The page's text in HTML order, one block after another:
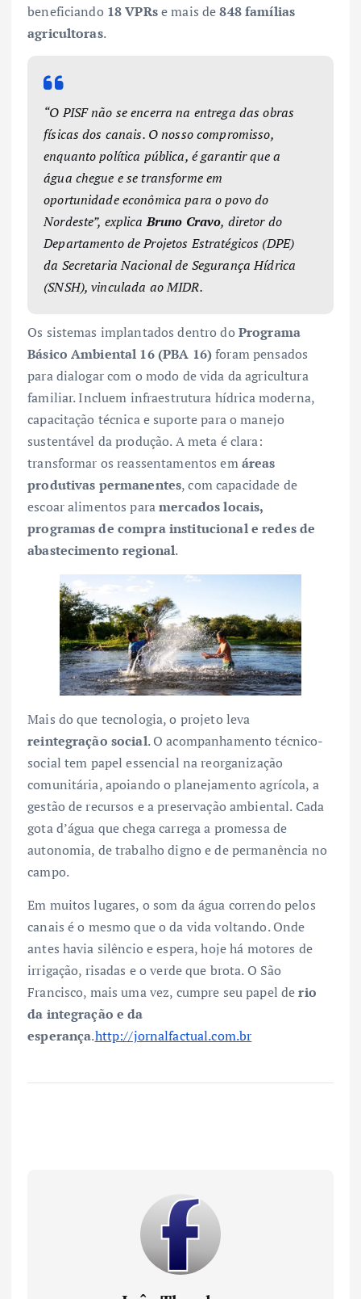
beneficiando 18 VPRse mais de848 famílias
agricultoras.
“O PISF não se encerra na entrega das obras
físicas dos canais. O nosso compromisso,
enquanto política pública, é garantir que a
água chegue e se transforme em
oportunidade econômica para o povo do
Nordeste”, explicaBruno Cravo, diretor do
Departamento de Projetos Estratégicos (DPE)
da Secretaria Nacional de Segurança Hídrica
(SNSH), vinculada ao MIDR.
Os sistemas implantados dentro doPrograma
Básico Ambiental 16 (PBA 16)foram pensados
para dialogar com o modo de vida da agricultura
familiar. Incluem infraestrutura hídrica moderna,
capacitação técnica e suporte para o manejo
sustentável da produção. A meta é clara:
transformar os reassentamentos emáreas
produtivas permanentes, com capacidade de
escoar alimentos paramercados locais,
programas de compra institucional e redes de
abastecimento regional.
Mais do que tecnologia, o projeto leva
reintegração social. O acompanhamento técnico-
social tem papel essencial na reorganização
comunitária, apoiando o planejamento agrícola, a
gestão de recursos e a preservação ambiental. Cada
gota d’água que chega carrega a promessa de
autonomia, de trabalho digno e de permanência no
campo.
Em muitos lugares, o som da água correndo pelos
canais é o mesmo que o da vida voltando. Onde
antes havia silêncio e espera, hoje há motores de
irrigação, risadas e o verde que brota. O São
Francisco, mais uma vez, cumpre seu papel derio
da integração e da
esperança.http://jornalfactual.com.br